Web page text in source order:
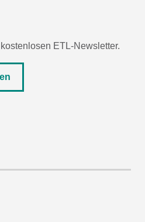
ETL-Newsletter.